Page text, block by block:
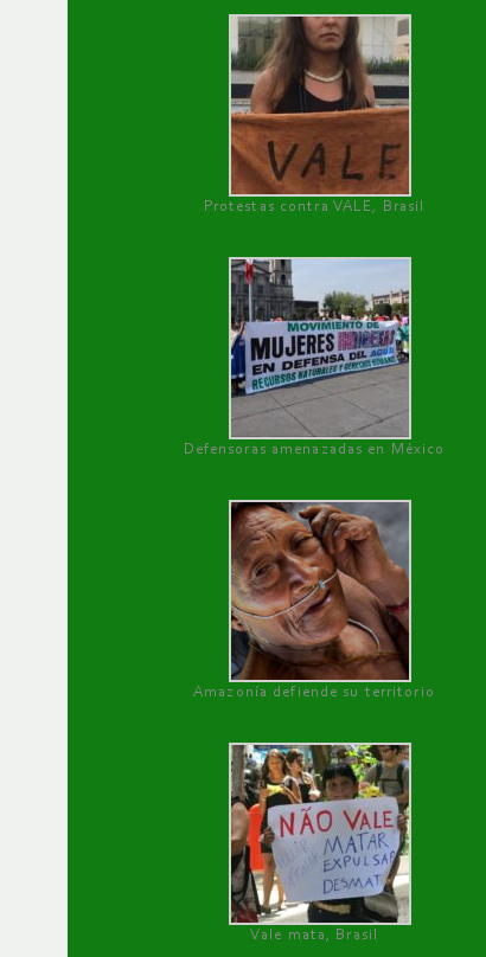
Protestas contra VALE, Brasil
Defensoras amenazadas en México
Amazonía defiende su territorio
Vale mata, Brasil